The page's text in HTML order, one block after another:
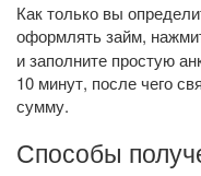
Как только вы
оформлять займ,
и заполните простую
10 минут, после чего
сумму.
Способы